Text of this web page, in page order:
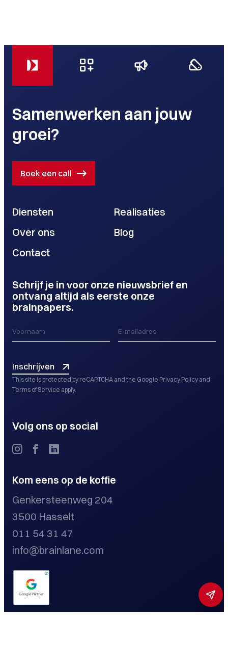
Samenwerken aan jouw
groei?
Boek een call
Diensten
Realisaties
Over ons
Blog
Contact
Schrijf je in voor onze nieuwsbrief en
ontvang altijd als eerste onze
brainpapers.
Inschrijven
This site is protected by reCAPTCHA and the Google Privacy Policy and
Terms of Service apply.
Volg ons op social
Kom eens op de koffie
Genkersteenweg 204
3500 Hasselt
011 54 31 47
info@brainlane.com